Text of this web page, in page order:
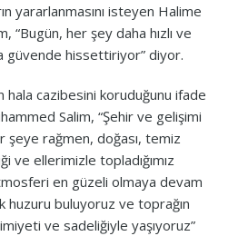
yararlanmasını isteyen Halime
“Bugün, her şey daha hızlı ve
güvende hissettiriyor” diyor.
cazibesini koruduğunu ifade
Salim, “Şehir ve gelişimi
şeye rağmen, doğası, temiz
ve ellerimizle topladığımız
en güzeli olmaya devam
huzuru buluyoruz ve toprağın
ve sadeliğiyle yaşıyoruz”